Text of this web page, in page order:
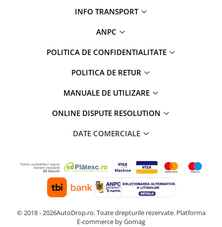
INFO TRANSPORT
ANPC
POLITICA DE CONFIDENTIALITATE
POLITICA DE RETUR
MANUALE DE UTILIZARE
ONLINE DISPUTE RESOLUTION
DATE COMERCIALE
© 2018 - 2026AutoDrop.ro. Toate drepturile rezervate. Platforma
E-commerce by Gomag